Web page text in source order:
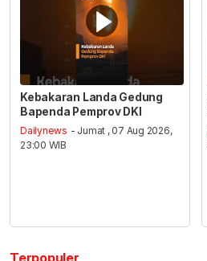
Kebakaran Landa Gedung
Bapenda Pemprov DKI
Dailynews - Jumat , 07 Aug 2026,
23:00 WIB